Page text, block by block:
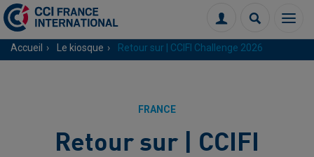
Menu
Connexion
Accueil Le kiosque Retour sur | CCIFI Challenge 2026
FRANCE
Retour sur | CCIFI